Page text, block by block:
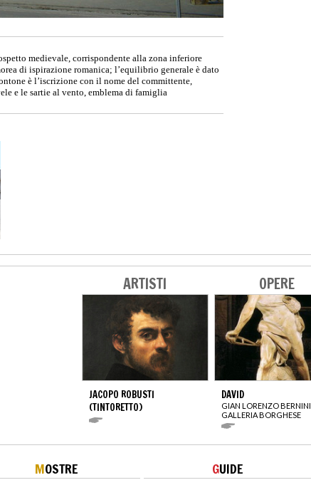
medievale, corrispondente alla zona inferiore
di ispirazione romanica; l’equilibrio generale è dato
è l’iscrizione con il nome del committente,
e le sartie al vento, emblema di famiglia
ARTISTI
JACOPO ROBUSTI
(TINTORETTO)
OPERE
DAVID
GIAN LORENZO BERNINI
GALLERIA BORGHESE
MOSTRE GUIDE